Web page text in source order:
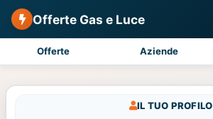
Offerte Gas e Luce
Offerte Aziende
IL TUO PROFILO